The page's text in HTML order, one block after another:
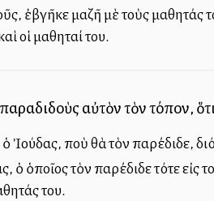
ἐβγῆκε μαζῆ μὲ τοὺς
οἱ μαθηταί του.
αὐτὸν τὸν τόπον,
Ἰούδας, ποὺ θὰ τὸν παρέδιδε,
ὁποῖος τὸν παρέδιδε τότε εἰς
του.